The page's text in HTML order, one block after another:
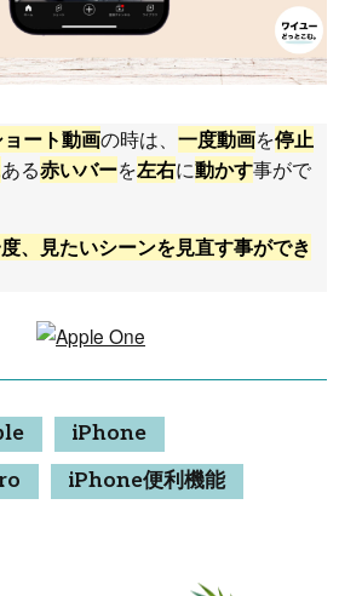
ート動画の時は、 一度動画を停止
ある赤いバーを左右に動かす事がで
、見たいシーンを見直す事ができ
iPhone
iPhone便利機能